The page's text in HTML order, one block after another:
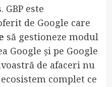
GBP este
de Google care
să gestioneze modul
Google și pe Google
de afaceri nu
complet ce